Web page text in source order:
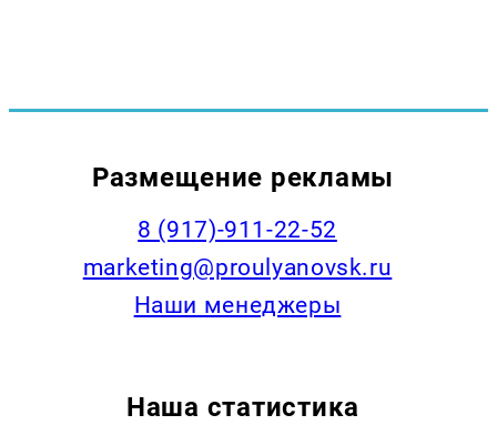
Размещение рекламы
8 (917)-911-22-52
marketing@proulyanovsk.ru
Наши менеджеры
Наша статистика